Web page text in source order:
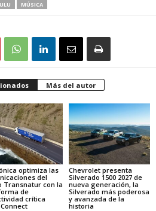
MÚSICA
Más del autor
optimiza las
del
Transnatur con la
de
crítica
Chevrolet presenta
Silverado 1500 2027 de
nueva generación, la
Silverado más poderosa
y avanzada de la
historia